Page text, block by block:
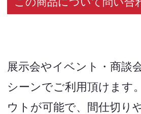
展示会やイベント・商談
シーンでご利用頂けます
ウトが可能で、間仕切り